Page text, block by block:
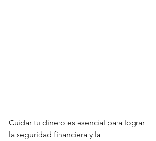
Cuidar tu dinero es esencial para lograr
la seguridad financiera y la